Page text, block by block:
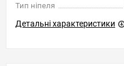
Тип ніпеля
Детальні характеристики